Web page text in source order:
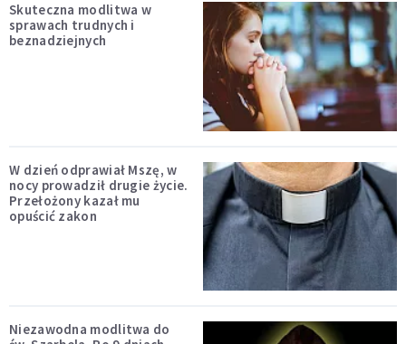
Skuteczna modlitwa w
sprawach trudnych i
beznadziejnych
W dzień odprawiał Mszę, w
nocy prowadził drugie życie.
Przełożony kazał mu
opuścić zakon
Niezawodna modlitwa do